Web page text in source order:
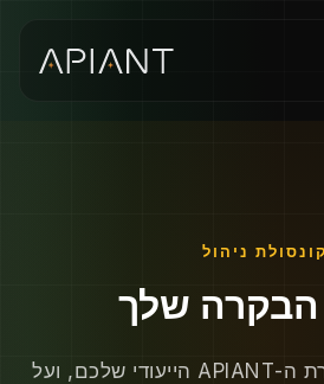
קונסולת ניהול
הבקרה שלך
שליטה מלאה על שרת ה-APIANT הייעודי שלכם, ועל